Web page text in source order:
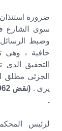
ضرورة استئذان
سوى الشارع فى
وضبط الرسائل
خافية ، وهى
التحقيق الذى
الجزئى مطلق
يرى .
.
لرئيس